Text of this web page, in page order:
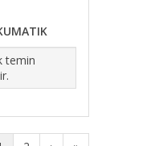
temin